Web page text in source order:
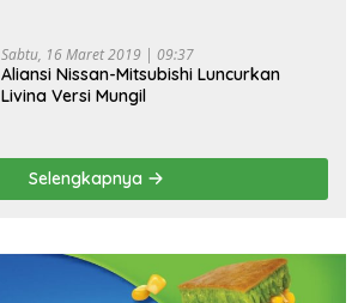
Sabtu, 16 Maret 2019 | 09:37
Aliansi Nissan-Mitsubishi Luncurkan
Livina Versi Mungil
Selengkapnya